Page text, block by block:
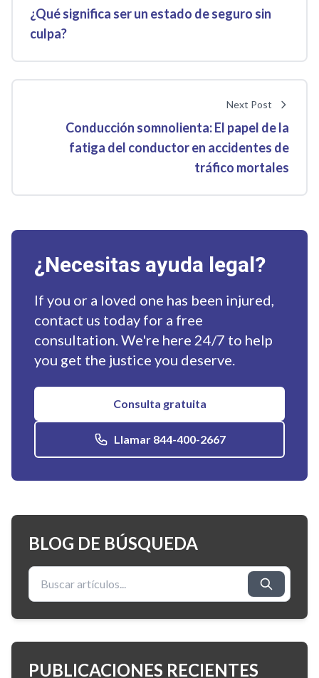
¿Qué significa ser un estado de seguro sin
culpa?
Next Post
Conducción somnolienta: El papel de la
fatiga del conductor en accidentes de
tráfico mortales
¿Necesitas ayuda legal?
If you or a loved one has been injured,
contact us today for a free
consultation. We're here 24/7 to help
you get the justice you deserve.
Consulta gratuita
Llamar 844-400-2667
BLOG DE BÚSQUEDA
Buscar:
PUBLICACIONES RECIENTES